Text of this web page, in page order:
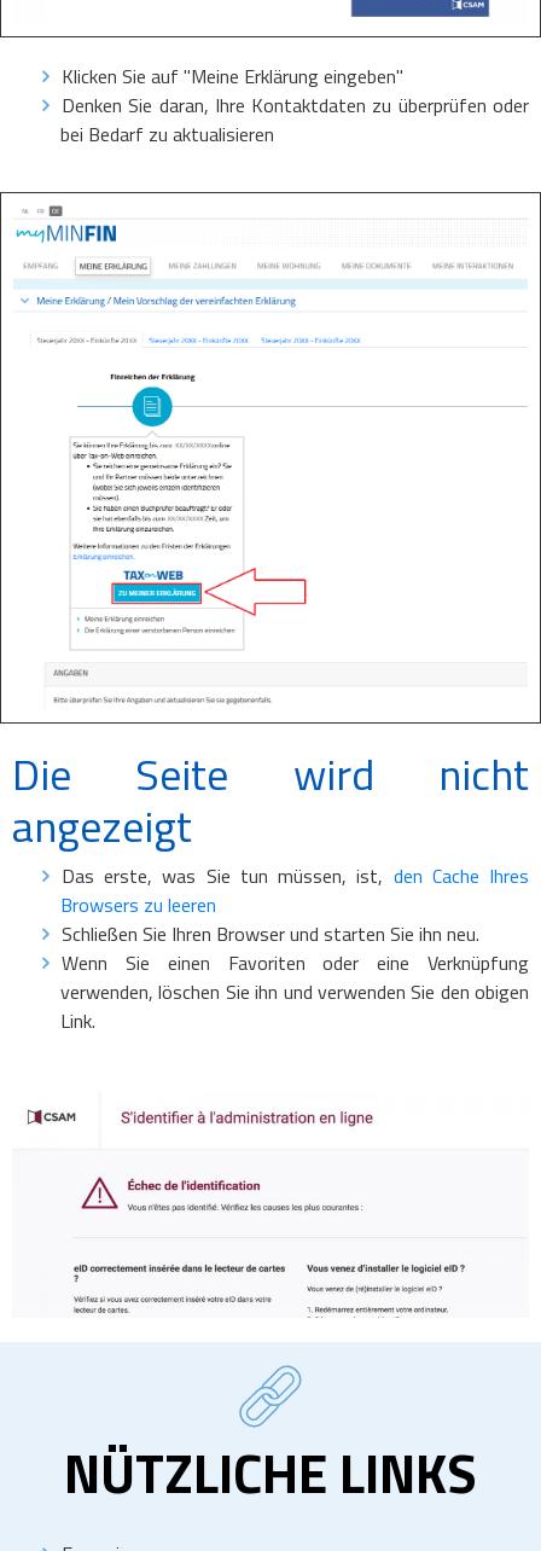
Klicken Sie auf "Meine Erklärung eingeben"
Denken Sie daran, Ihre Kontaktdaten zu überprüfen oder
bei Bedarf zu aktualisieren
Die Seite wird nicht
angezeigt
Das erste, was Sie tun müssen, ist, den Cache Ihres
Browsers zu leeren
Schließen Sie Ihren Browser und starten Sie ihn neu.
Wenn Sie einen Favoriten oder eine Verknüpfung
verwenden, löschen Sie ihn und verwenden Sie den obigen
Link.
NÜTZLICHE LINKS